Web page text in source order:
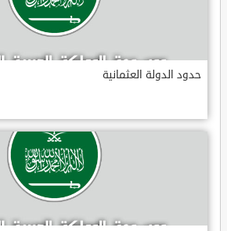
حدود الدولة العثمانية